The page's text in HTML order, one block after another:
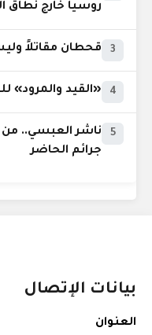
روسيا خارج نطاق
3 قحطان مقاتلاً وليس
4 «القيد
5
ناشر العبسي..
جرائم الحاضر
بيانات الإتصال
العنوان